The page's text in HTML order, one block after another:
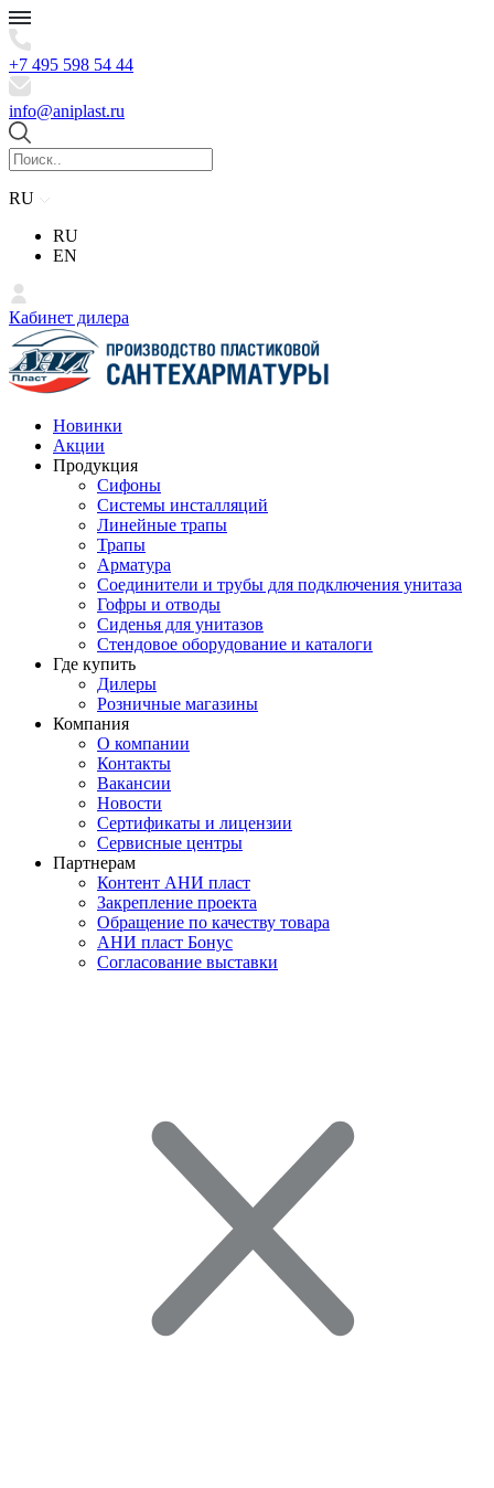
+7 495 598 54 44
info@aniplast.ru
RU
RU
EN
Кабинет дилера
Новинки
Акции
Продукция
Сифоны
Системы инсталляций
Линейные трапы
Трапы
Арматура
Соединители и трубы для подключения унитаза
Гофры и отводы
Сиденья для унитазов
Стендовое оборудование и каталоги
Где купить
Дилеры
Розничные магазины
Компания
О компании
Контакты
Вакансии
Новости
Сертификаты и лицензии
Сервисные центры
Партнерам
Контент АНИ пласт
Закрепление проекта
Обращение по качеству товара
АНИ пласт Бонус
Согласование выставки